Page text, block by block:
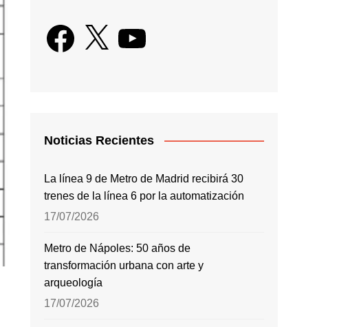
Facebook
X YouTube
Noticias Recientes
La línea 9 de Metro de Madrid recibirá 30
trenes de la línea 6 por la automatización
17/07/2026
Metro de Nápoles: 50 años de
transformación urbana con arte y
arqueología
17/07/2026